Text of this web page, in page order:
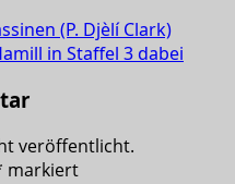
(P. Djèlí Clark)
in Staffel 3 dabei
veröffentlicht.
markiert